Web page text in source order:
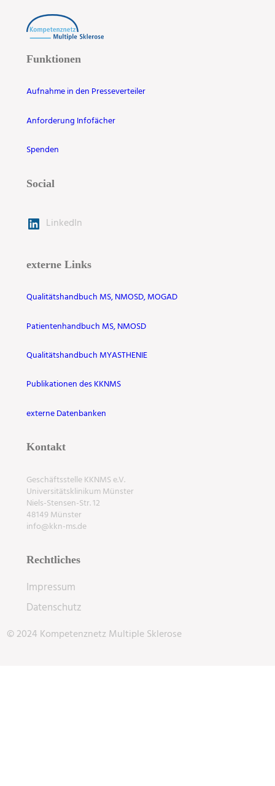
Funktionen
Aufnahme in den Presseverteiler
Anforderung Infofächer
Spenden
Social
LinkedIn
externe Links
Qualitätshandbuch MS, NMOSD, MOGAD
Patientenhandbuch MS, NMOSD
Qualitätshandbuch MYASTHENIE
Publikationen des KKNMS
externe Datenbanken
Kontakt
Geschäftsstelle KKNMS e.V.
Universitätsklinikum Münster
Niels-Stensen-Str. 12
48149 Münster
info@kkn-ms.de
Rechtliches
Impressum
Datenschutz
© 2024 Kompetenznetz Multiple Sklerose